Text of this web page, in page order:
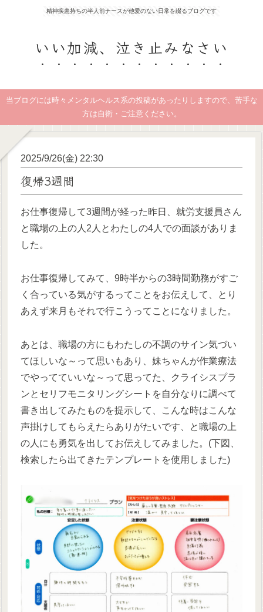
精神疾患持ちの半人前ナースが他愛のない日常を綴るブログです
いい加減、泣き止みなさい
当ブログには時々メンタルヘルス系の投稿があったりしますので、苦手な
方は自衛・ご注意ください。
2025/9/26(金) 22:30
復帰3週間
お仕事復帰して3週間が経った昨日、就労支援員さん
と職場の上の人2人とわたしの4人での面談がありま
した。
お仕事復帰してみて、9時半からの3時間勤務がすご
く合っている気がするってことをお伝えして、とり
あえず来月もそれで行こうってことになりました。
あとは、職場の方にもわたしの不調のサイン気づい
てほしいな～って思いもあり、妹ちゃんが作業療法
でやってていいな～って思ってた、クライシスプラ
ンとセリフモニタリングシートを自分なりに調べて
書き出してみたものを提示して、こんな時はこんな
声掛けしてもらえたらありがたいです、と職場の上
の人にも勇気を出してお伝えしてみました。(下図、
検索したら出てきたテンプレートを使用しました)